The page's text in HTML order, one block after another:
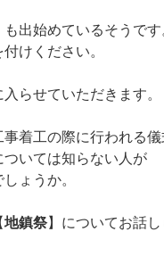
も出始めているそうです
けください。
らせていただきます。
着工の際に行われる儀
いては知らない人が
ょうか。
地鎮祭】についてお話し